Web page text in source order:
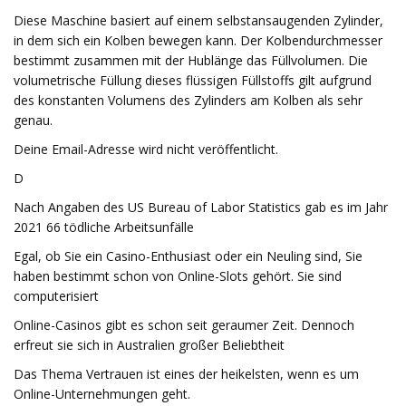
Diese Maschine basiert auf einem selbstansaugenden Zylinder,
in dem sich ein Kolben bewegen kann. Der Kolbendurchmesser
bestimmt zusammen mit der Hublänge das Füllvolumen. Die
volumetrische Füllung dieses flüssigen Füllstoffs gilt aufgrund
des konstanten Volumens des Zylinders am Kolben als sehr
genau.
Deine Email-Adresse wird nicht veröffentlicht.
D
Nach Angaben des US Bureau of Labor Statistics gab es im Jahr
2021 66 tödliche Arbeitsunfälle
Egal, ob Sie ein Casino-Enthusiast oder ein Neuling sind, Sie
haben bestimmt schon von Online-Slots gehört. Sie sind
computerisiert
Online-Casinos gibt es schon seit geraumer Zeit. Dennoch
erfreut sie sich in Australien großer Beliebtheit
Das Thema Vertrauen ist eines der heikelsten, wenn es um
Online-Unternehmungen geht.